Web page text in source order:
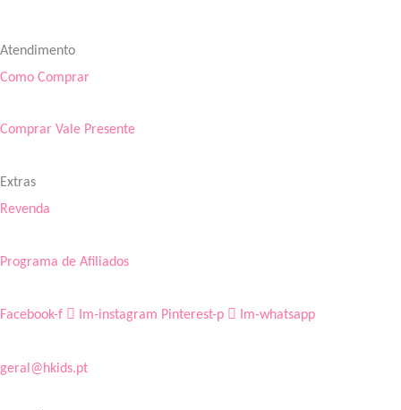
Atendimento
Como Comprar
Comprar Vale Presente
Extras
Revenda
Programa de Afiliados
Facebook-f Im-instagram Pinterest-p Im-whatsapp
geral@hkids.pt